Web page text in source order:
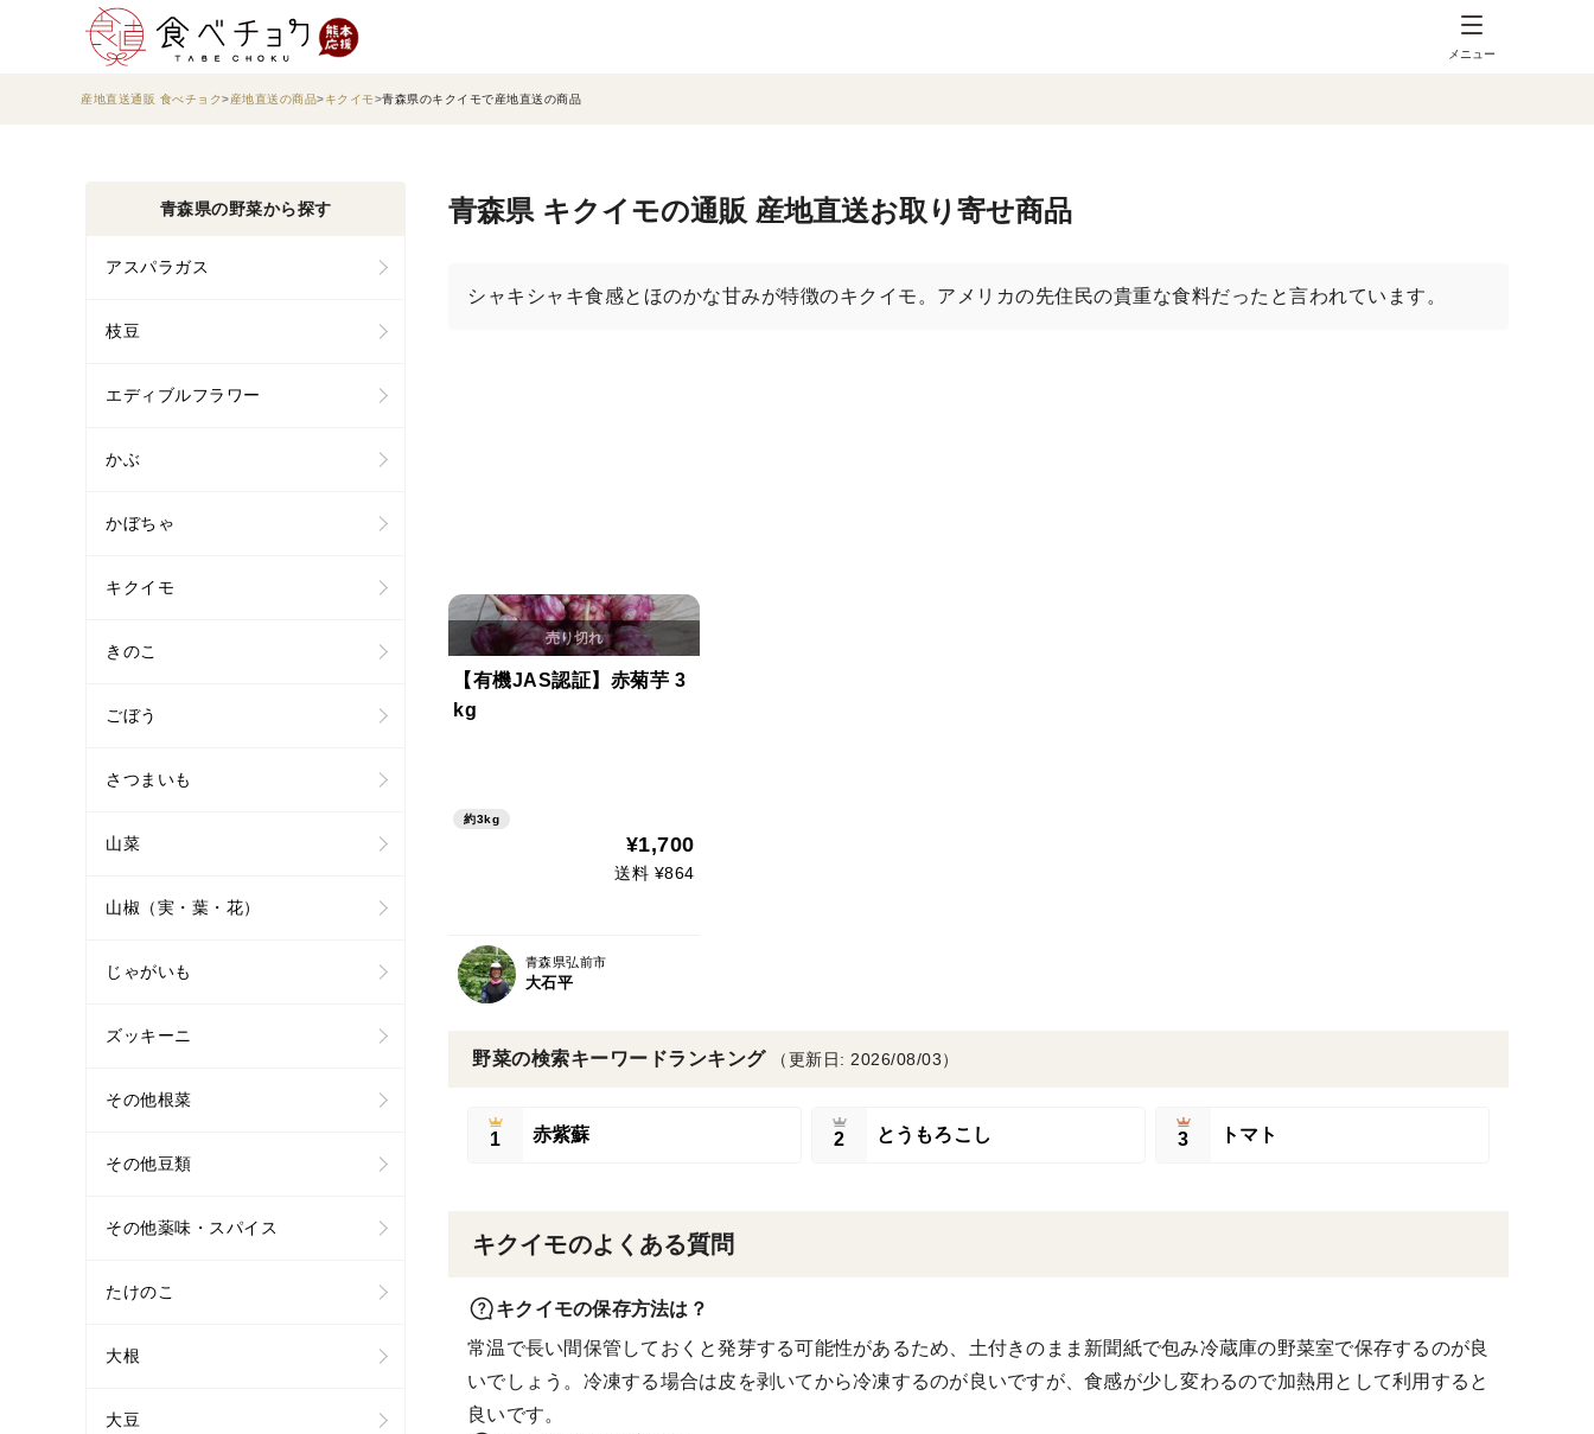
メニュー
産地直送通販 食べチョク 産地直送の商品 キクイモ 青森県のキクイモで産地直送の商品
青森県 キクイモの通販 産地直送お取り寄せ商品
シャキシャキ食感とほのかな甘みが特徴のキクイモ。アメリカの先住民の貴重な食料だったと言われています。
【有機JAS認証】赤菊芋 3
kg
約3kg
¥1,700
送料 ¥864
青森県弘前市
大石平
野菜の検索キーワードランキング （更新日: 2026/08/03）
1 赤紫蘇 2 とうもろこし 3 トマト
キクイモのよくある質問
キクイモの保存方法は？
常温で長い間保管しておくと発芽する可能性があるため、土付きのまま新聞紙で包み冷蔵庫の野菜室で保存するのが良
いでしょう。冷凍する場合は皮を剥いてから冷凍するのが良いですが、食感が少し変わるので加熱用として利用すると
良いです。
青森県の野菜から探す
アスパラガス
枝豆
エディブルフラワー
かぶ
かぼちゃ
キクイモ
きのこ
ごぼう
さつまいも
山菜
山椒（実・葉・花）
じゃがいも
ズッキーニ
その他根菜
その他豆類
その他薬味・スパイス
たけのこ
大根
大豆